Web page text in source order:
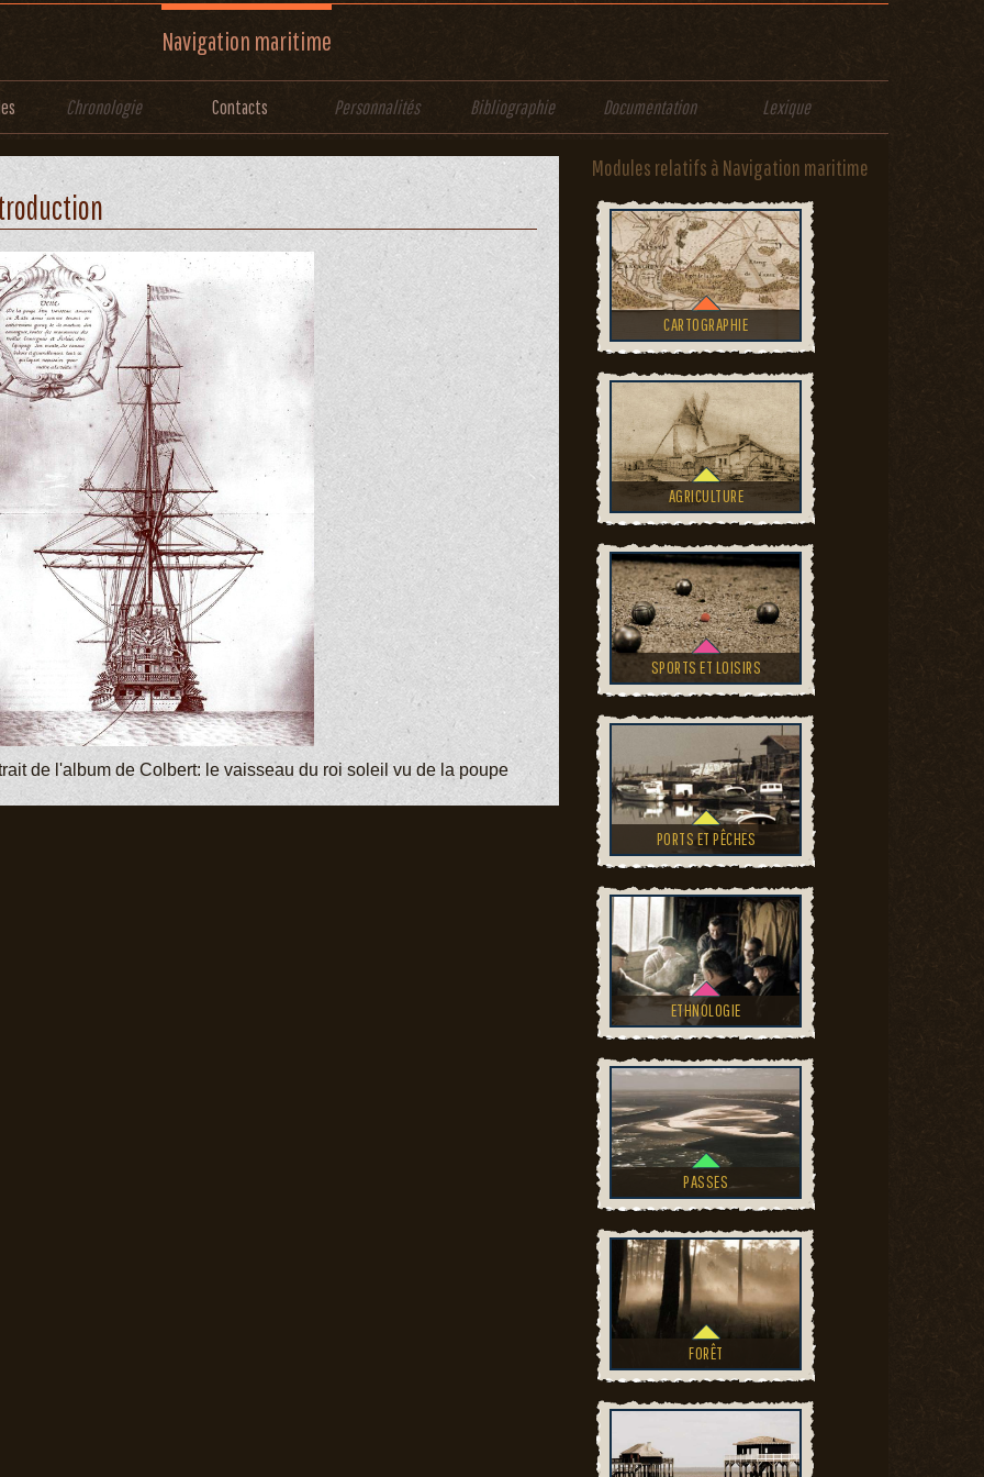
Navigation maritime
Chronologie Contacts Personnalités Bibliographie Documentation Lexique
de l'album de Colbert: le vaisseau du roi soleil vu de la poupe
Modules relatifs à Navigation maritime
CARTOGRAPHIE
AGRICULTURE
SPORTS ET LOISIRS
PORTS ET PÊCHES
ETHNOLOGIE
PASSES
FORÊT